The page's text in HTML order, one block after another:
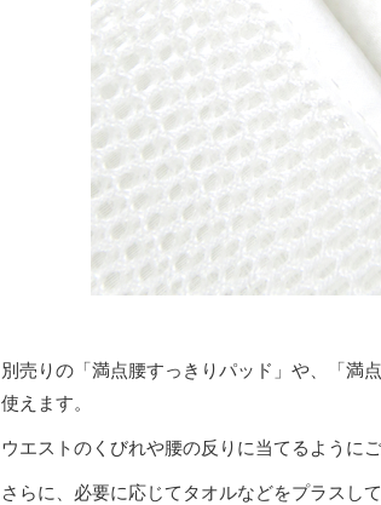
別売りの「満点腰すっきりパッド」や、「満
使えます。
ウエストのくびれや腰の反りに当てるようにご
さらに、必要に応じてタオルなどをプラスし